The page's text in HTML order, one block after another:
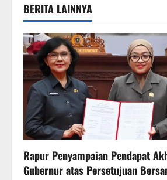
n
a
v
g
a
t
BERITA LAINNYA
Rapur Penyampaian Pendapat
Gubernur atas Persetujuan